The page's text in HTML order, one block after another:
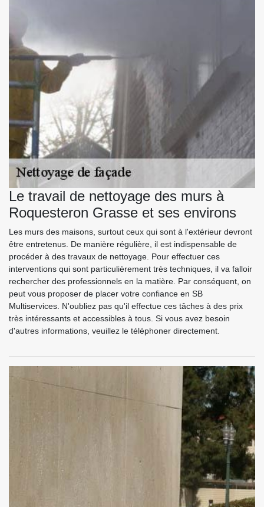
Le travail de nettoyage des murs à
Roquesteron Grasse et ses environs
Les murs des maisons, surtout ceux qui sont à l'extérieur devront
être entretenus. De manière régulière, il est indispensable de
procéder à des travaux de nettoyage. Pour effectuer ces
interventions qui sont particulièrement très techniques, il va falloir
rechercher des professionnels en la matière. Par conséquent, on
peut vous proposer de placer votre confiance en SB
Multiservices. N'oubliez pas qu'il effectue ces tâches à des prix
très intéressants et accessibles à tous. Si vous avez besoin
d'autres informations, veuillez le téléphoner directement.